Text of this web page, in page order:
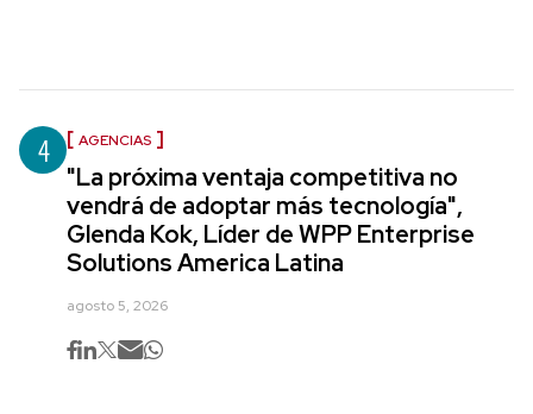
4 AGENCIAS
"La próxima ventaja competitiva no
vendrá de adoptar más tecnología",
Glenda Kok, Líder de WPP Enterprise
Solutions America Latina
agosto 5, 2026